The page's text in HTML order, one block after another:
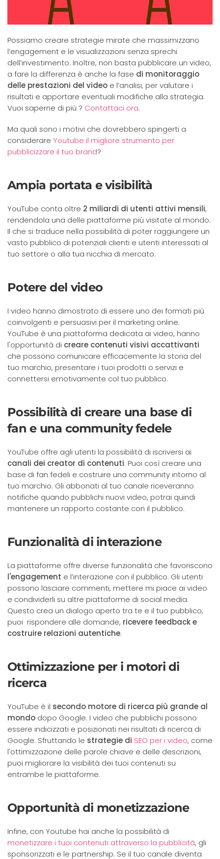
Possiamo creare strategie mirate che massimizzano
l’engagement e le visualizzazioni senza sprechi
dell’investimento. Inoltre, non basta pubblicare un video,
a fare la differenza è anche la fase di monitoraggio
delle prestazioni del video e l’analisi, per valutare i
risultati e apportare eventuali modifiche alla strategia.
Vuoi saperne di più ? Contattaci ora.
Ma quali sono i motivi che dovrebbero spingerti a
considerare Youtube il migliore strumento per
pubblicizzare il tuo brand?
Ampia portata e visibilità
YouTube conta oltre 2 miliardi di utenti attivi mensili,
rendendola una delle piattaforme più visitate al mondo.
Il che si traduce nella possibilità di poter raggiungere un
vasto pubblico di potenziali clienti e utenti interessati al
tuo settore o alla tua nicchia di mercato.
Potere del video
I video hanno dimostrato di essere uno dei formati più
coinvolgenti e persuasivi per il marketing online.
YouTube è una piattaforma dedicata ai video, hanno
l'opportunità di creare contenuti visivi accattivanti
che possono comunicare efficacemente la storia del
tuo marchio, presentare i tuoi prodotti o servizi e
connettersi emotivamente col tuo pubblico.
Possibilità di creare una base di
fan e una community fedele
YouTube offre agli utenti la possibilità di iscriversi ai
canali dei creator di contenuti. Puoi così creare una
base di fan fedeli e costruire una community intorno al
tuo marchio. Gli abbonati al tuo canale riceveranno
notifiche quando pubblichi nuovi video, potrai quindi
mantenere un rapporto costante con il pubblico.
Funzionalità di interazione
La piattaforme offre diverse funzionalità che favoriscono
l'engagement e l’interazione con il pubblico. Gli utenti
possono lasciare commenti, mettere mi piace ai video
e condividerli su altre piattaforme di social media.
Questo crea un dialogo aperto tra te e il tuo pubblico,
puoi rispondere alle domande, ricevere feedback e
costruire relazioni autentiche.
Ottimizzazione per i motori di
ricerca
YouTube è il secondo motore di ricerca più grande al
mondo dopo Google. I video che pubblichi possono
essere indicizzati e posizionati nei risultati di ricerca di
Google. Sfruttando le strategie di SEO per i video, come
l'ottimizzazione delle parole chiave e delle descrizioni,
puoi migliorare la visibilità dei tuoi contenuti su
entrambe le piattaforme.
Opportunità di monetizzazione
Infine, con Youtube hai anche la possibilità di
monetizzare i tuoi contenuti attraverso la pubblicità, gli
sponsorizzati e le partnership. Se il tuo canale diventa